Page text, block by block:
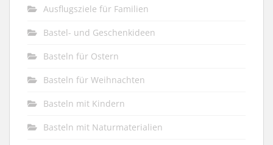
Ausflugsziele für Familien
Bastel- und Geschenkideen
Basteln für Ostern
Basteln für Weihnachten
Basteln mit Kindern
Basteln mit Naturmaterialien